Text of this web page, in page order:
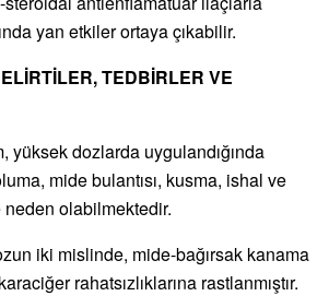
yan etkiler ortaya çıkabilir.
TEDBİRLER VE
yüksek dozlarda uygulandığında
mide bulantısı, kusma, ishal ve
olabilmektedir.
iki mislinde, mide-bağırsak kanama
rahatsızlıklarına rastlanmıştır.